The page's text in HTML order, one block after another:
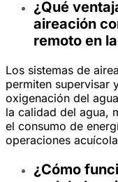
¿Qué
aireación
remoto en
Los sistemas de
permiten supervisar
oxigenación del
la calidad del agua,
el consumo de
operaciones
¿Cómo